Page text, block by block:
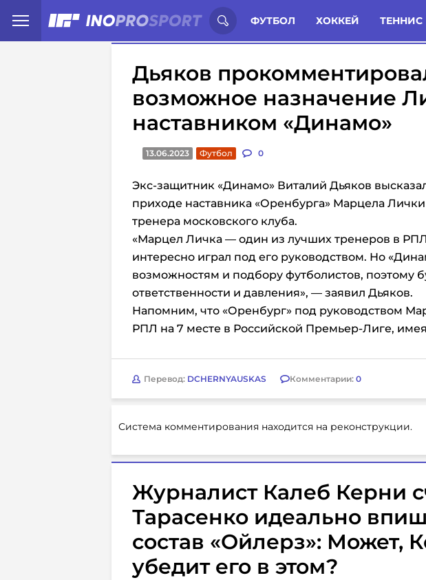
ФУТБОЛ ХОККЕЙ ТЕННИС
Иностранцы о спорте России: Статьи Комменты
Дьяков
возможное назначение
наставником «Динамо»
13.06.2023 Футбол 0
Экс-защитник «Динамо» Виталий Дьяков
приходе наставника «Оренбурга» Марцела Лички
тренера московского клуба.
«Марцел Личка — один из лучших тренеров в
интересно играл под его руководством. Но
возможностям и подбору футболистов, поэтому
ответственности и давления», — заявил Дьяков.
Напомним, что «Оренбург» под руководством
РПЛ на 7 месте в Российской Премьер-Лиге,
Перевод: DCHERNYAUSKAS Комментарии: 0
Система комментирования находится на реконструкции.
Журналист Калеб Керни
Тарасенко идеально
состав «Ойлерз»: Может,
убедит его в этом?